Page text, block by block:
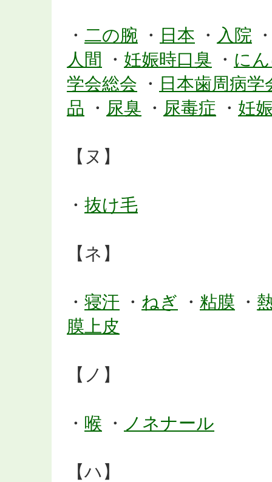
・ 二の腕 ・ 日本 ・ 入院
人間
・ 妊娠時口臭 ・ に
学会総会 ・ 日本歯周病学
品 ・ 尿臭 ・ 尿毒症 ・ 妊
【ヌ】
・ 抜け毛
【ネ】
・ 寝汗 ・ ねぎ ・ 粘膜 ・
膜上皮
【ノ】
・ 喉 ・ ノネナール
【ハ】